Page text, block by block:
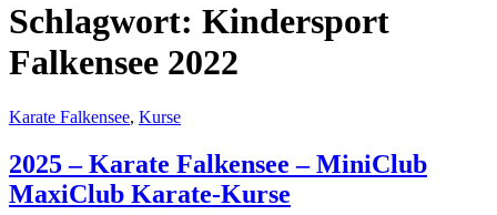
Schlagwort: Kindersport
Falkensee 2022
Karate Falkensee, Kurse
2025 – Karate Falkensee – MiniClub
MaxiClub Karate-Kurse